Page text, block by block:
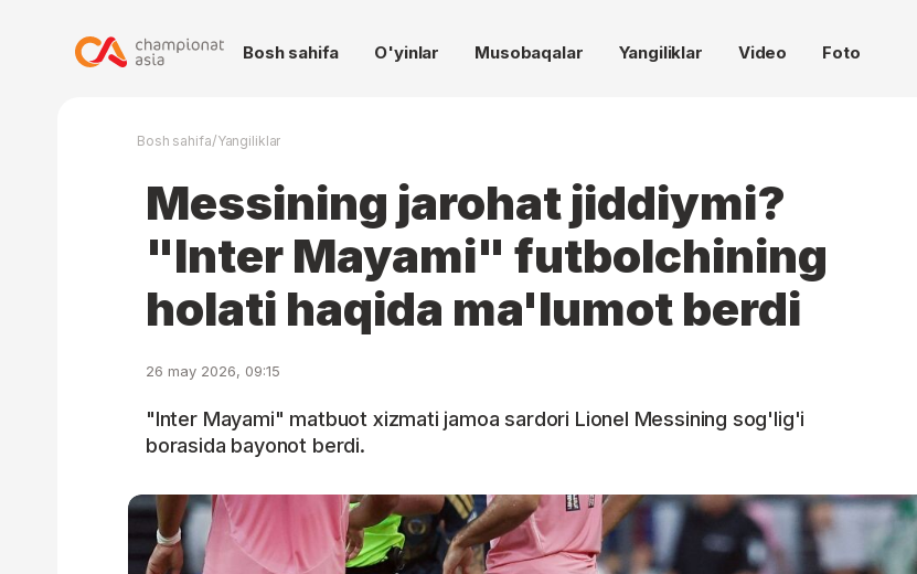
Bosh sahifa O'yinlar Musobaqalar Yangiliklar Video Foto
Bosh sahifa/Yangiliklar
Messining jarohat jiddiymi?
"Inter Mayami" futbolchining
holati haqida ma'lumot berdi
26 may 2026, 09:15
"Inter Mayami" matbuot xizmati jamoa sardori Lionel Messining sog'lig'i
borasida bayonot berdi.